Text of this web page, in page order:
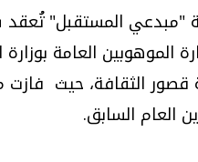
"مبدعي المستقبل" تُعقد
الموهوبين العامة بوزارة
قصور الثقافة، حيث
العام السابق.